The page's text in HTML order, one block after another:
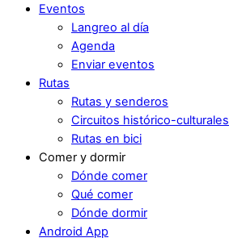
Eventos
Langreo al día
Agenda
Enviar eventos
Rutas
Rutas y senderos
Circuitos histórico-culturales
Rutas en bici
Comer y dormir
Dónde comer
Qué comer
Dónde dormir
Android App